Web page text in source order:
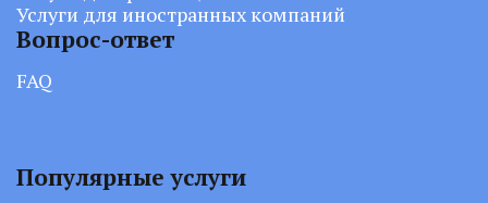
Услуги для иностранных компаний
Вопрос-ответ
FAQ
Популярные услуги